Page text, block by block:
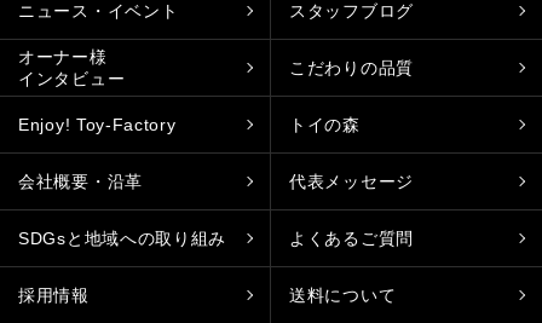
ニュース・イベント スタッフブログ
オーナー様
インタビュー
こだわりの品質
Enjoy! Toy-Factory トイの森
会社概要・沿革 代表メッセージ
SDGsと地域への取り組み よくあるご質問
採用情報 送料について